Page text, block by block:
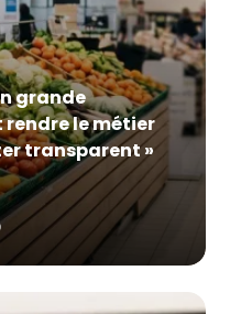
grande
le métier
transparent »